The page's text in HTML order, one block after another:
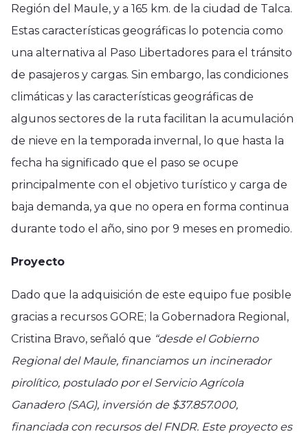
Región del Maule, y a 165 km. de la ciudad de Talca.
Estas características geográficas lo potencia como
una alternativa al Paso Libertadores para el tránsito
de pasajeros y cargas. Sin embargo, las condiciones
climáticas y las características geográficas de
algunos sectores de la ruta facilitan la acumulación
de nieve en la temporada invernal, lo que hasta la
fecha ha significado que el paso se ocupe
principalmente con el objetivo turístico y carga de
baja demanda, ya que no opera en forma continua
durante todo el año, sino por 9 meses en promedio.
Proyecto
Dado que la adquisición de este equipo fue posible
gracias a recursos GORE; la Gobernadora Regional,
Cristina Bravo, señaló que “desde el Gobierno
Regional del Maule, financiamos un incinerador
pirolítico, postulado por el Servicio Agrícola
Ganadero (SAG), inversión de $37.857.000,
financiada con recursos del FNDR. Este proyecto es